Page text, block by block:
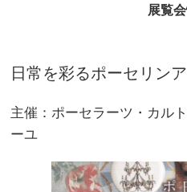
展覧
日常を彩るポーセリン
主催：ポーセラーツ・カル
ーユ